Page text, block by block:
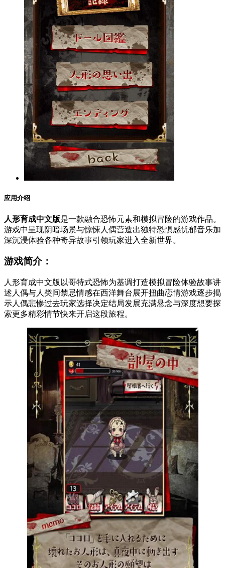
应用介绍
人形育成中文版是一款融合恐怖元素和模拟冒险的游戏作品。
游戏中呈现阴暗场景与惊悚人偶营造出独特恐惧感忧郁音乐加
深沉浸体验各种奇异故事引领玩家进入全新世界。
游戏简介：
人形育成中文版以哥特式恐怖为基调打造模拟冒险体验故事讲
述人偶与人类间禁忌情感在西洋舞台展开扭曲恋情游戏逐步揭
示人偶悲惨过去玩家选择决定结局发展充满悬念与深度想要探
索更多精彩情节快来开启这段旅程。